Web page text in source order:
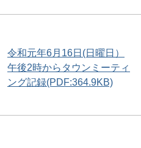
令和元年6月16日(日曜日）
午後2時からタウンミーティ
ング記録(PDF:364.9KB)